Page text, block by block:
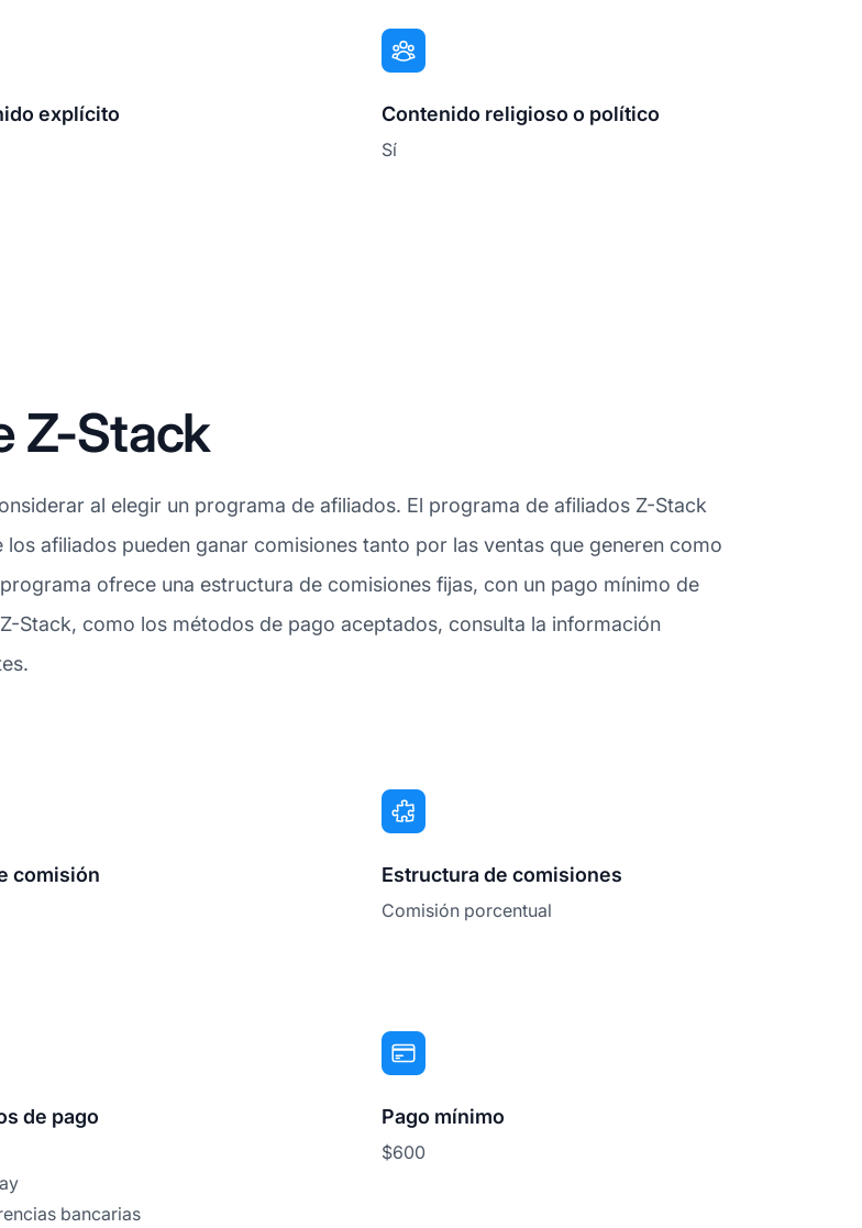
explícito Contenido religioso o político
Sí
Z-Stack
al elegir un programa de afiliados. El programa de afiliados Z-Stack
afiliados pueden ganar comisiones tanto por las ventas que generen como
ofrece una estructura de comisiones fijas, con un pago mínimo de
Stack, como los métodos de pago aceptados, consulta la información
comisión Estructura de comisiones
Comisión porcentual
de pago
bancarias
Pago mínimo
$600